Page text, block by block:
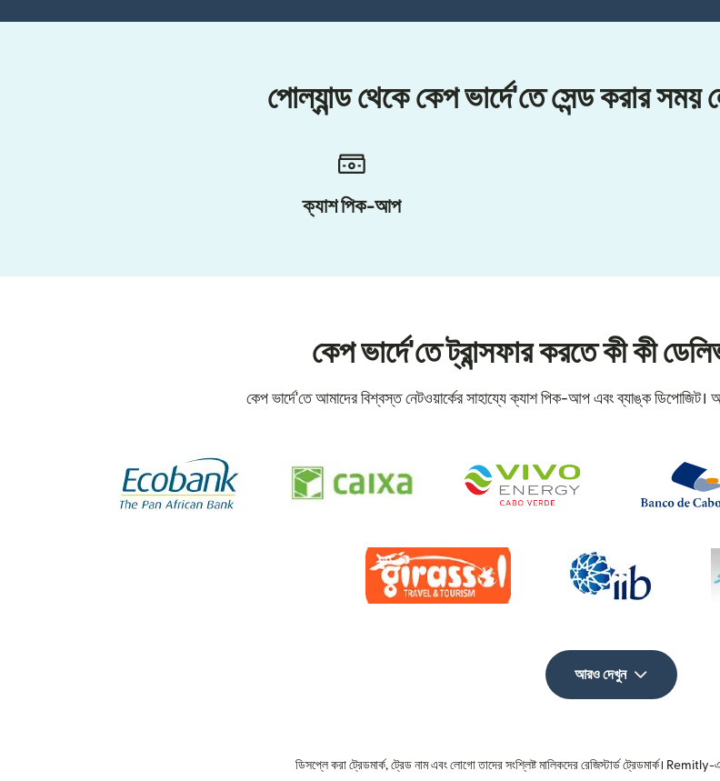
পোল্যান্ড থেকে কেপ ভার্দে'তে সেন্ড করার সময়
ক্যাশ পিক-আপ
কেপ ভার্দে'তে ট্রান্সফার করতে কী কী
কেপ ভার্দে'তে আমাদের বিশ্বস্ত নেটওয়ার্কের সাহায্যে ক্যাশ পিক-আপ এবং ব্যাঙ্ক ডিপোজিট।
আরও দেখুন
ডিসপ্লে করা ট্রেডমার্ক, ট্রেড নাম এবং লোগো তাদের সংশ্লিষ্ট মালিকদের রেজিস্টার্ড ট্রেডমার্ক।